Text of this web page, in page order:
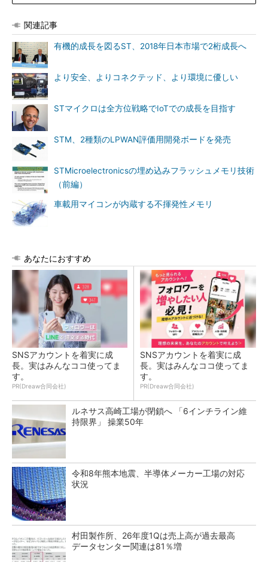
関連記事
有機的成長を図るST、2018年日本市場で2桁成長へ
より安全、よりコネクテッド、より環境に優しい
STマイクロは全方位戦略でIoTでの成長を目指す
STM、2種類のLPWAN評価用開発ボードを発売
STMicroelectronicsの埋め込みフラッシュメモリ技術
（前編）
車載用マイコンが内蔵する不揮発性メモリ
あなたにおすすめ
SNSアカウントを着実に成
長。実はみんなココ使ってま
す。
PR(Dreaw合同会社)
SNSアカウントを着実に成
長。実はみんなココ使ってま
す。
PR(Dreaw合同会社)
ルネサス高崎工場が閉鎖へ 「6インチライン維
持限界」 操業50年
令和8年熊本地震、半導体メーカー工場の対応
状況
村田製作所、26年度1Qは売上高が過去最高
データセンター関連は81％増